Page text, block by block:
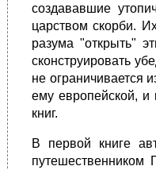
создававшие
царством скорби.
разума "открыть"
сконструировать
не ограничивается
ему европейской, и
книг.
В первой книге
путешественником